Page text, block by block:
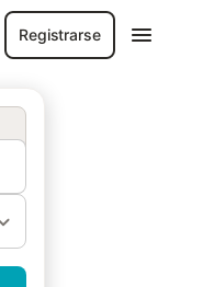
Registrarse